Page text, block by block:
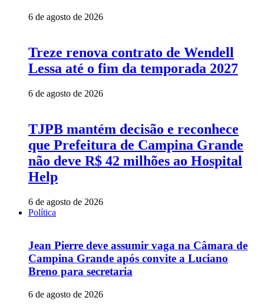
6 de agosto de 2026
Treze renova contrato de Wendell
Lessa até o fim da temporada 2027
6 de agosto de 2026
TJPB mantém decisão e reconhece
que Prefeitura de Campina Grande
não deve R$ 42 milhões ao Hospital
Help
6 de agosto de 2026
Política
Jean Pierre deve assumir vaga na Câmara de
Campina Grande após convite a Luciano
Breno para secretaria
6 de agosto de 2026